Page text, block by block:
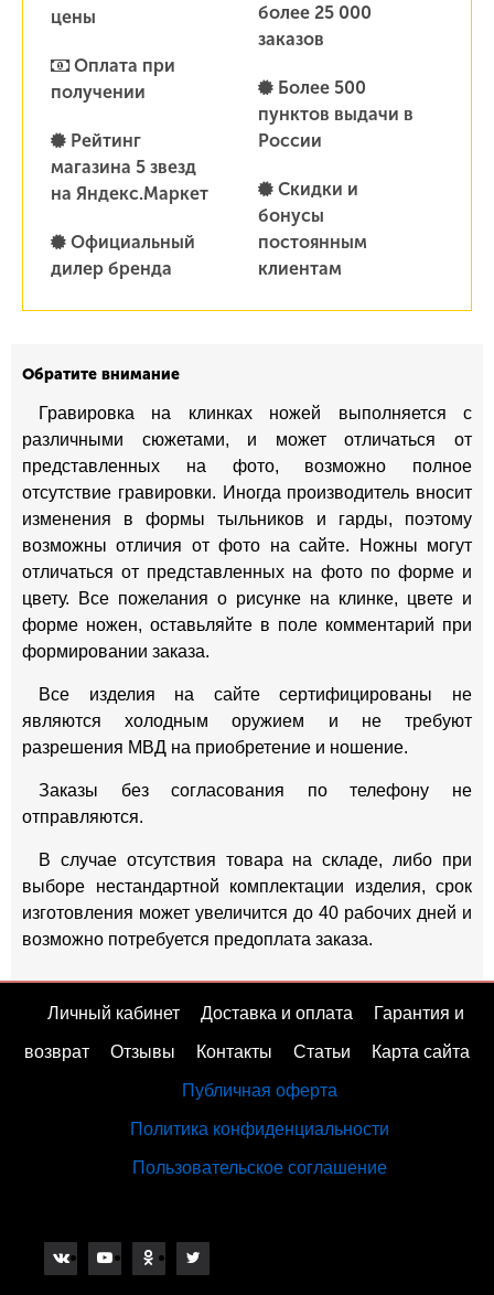
цены
Оплата при
получении
Рейтинг
магазина 5 звезд
на Яндекс.Маркет
Официальный
дилер бренда
более 25 000
заказов
Более 500
пунктов выдачи в
России
Скидки и
бонусы
постоянным
клиентам
Обратите внимание
Гравировка на клинках ножей выполняется с
различными сюжетами, и может отличаться от
представленных на фото, возможно полное
отсутствие гравировки. Иногда производитель вносит
изменения в формы тыльников и гарды, поэтому
возможны отличия от фото на сайте. Ножны могут
отличаться от представленных на фото по форме и
цвету. Все пожелания о рисунке на клинке, цвете и
форме ножен, оставьляйте в поле комментарий при
формировании заказа.
Все изделия на сайте сертифицированы не
являются холодным оружием и не требуют
разрешения МВД на приобретение и ношение.
Заказы без согласования по телефону не
отправляются.
В случае отсутствия товара на складе, либо при
выборе нестандартной комплектации изделия, срок
изготовления может увеличится до 40 рабочих дней и
возможно потребуется предоплата заказа.
Личный кабинет Доставка и оплата Гарантия и
возврат Отзывы Контакты Статьи Карта сайта
Публичная оферта
Политика конфиденциальности
Пользовательское соглашение